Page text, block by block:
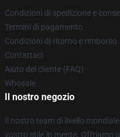
Condizioni di spedizione e
Termini di pagamento
Condizioni di ritorno e rimborso
Contattaci
Aiuto del cliente (FAQ)
Whosale
Il nostro negozio
Il nostro team di livello
vostro stile in mente. Offriamo